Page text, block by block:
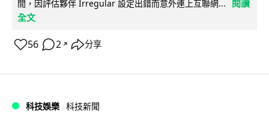
間，因評估夥伴 Irregular 設定出錯而意外連上互聯網...
閱讀
全文
56 2 ↗ 分享
科技娛樂 科技新聞